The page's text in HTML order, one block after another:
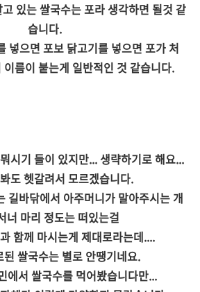
있는 쌀국수는 포라 생각하면 될것 같
습니다.
넣으면 포보 닭고기를 넣으면 포가 처
이름이 붙는게 일반적인 것 같습니다.
시기 들이 있지만... 생략하기로 해요...
도 헷갈려서 모르겠습니다.
길바닦에서 아주머니가 말아주시는 개
너 마리 정도는 떠있는걸
함께 마시는게 제대로라는데....
된 쌀국수는 별로 안땡기네요.
에서 쌀국수를 먹어봤습니다만...